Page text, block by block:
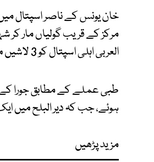
العربی اہلی اسپتال کو 3 لاشیں موصول ہوئیں۔
ہوئے، جب کہ دیر البلح میں ایک اور حملے
مزید پڑھیں